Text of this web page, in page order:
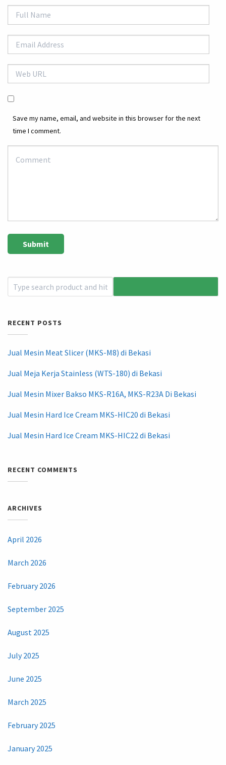
Save my name, email, and website in this browser for the next
time I comment.
RECENT POSTS
Jual Mesin Meat Slicer (MKS-M8) di Bekasi
Jual Meja Kerja Stainless (WTS-180) di Bekasi
Jual Mesin Mixer Bakso MKS-R16A, MKS-R23A Di Bekasi
Jual Mesin Hard Ice Cream MKS-HIC20 di Bekasi
Jual Mesin Hard Ice Cream MKS-HIC22 di Bekasi
RECENT COMMENTS
ARCHIVES
April 2026
March 2026
February 2026
September 2025
August 2025
July 2025
June 2025
March 2025
February 2025
January 2025